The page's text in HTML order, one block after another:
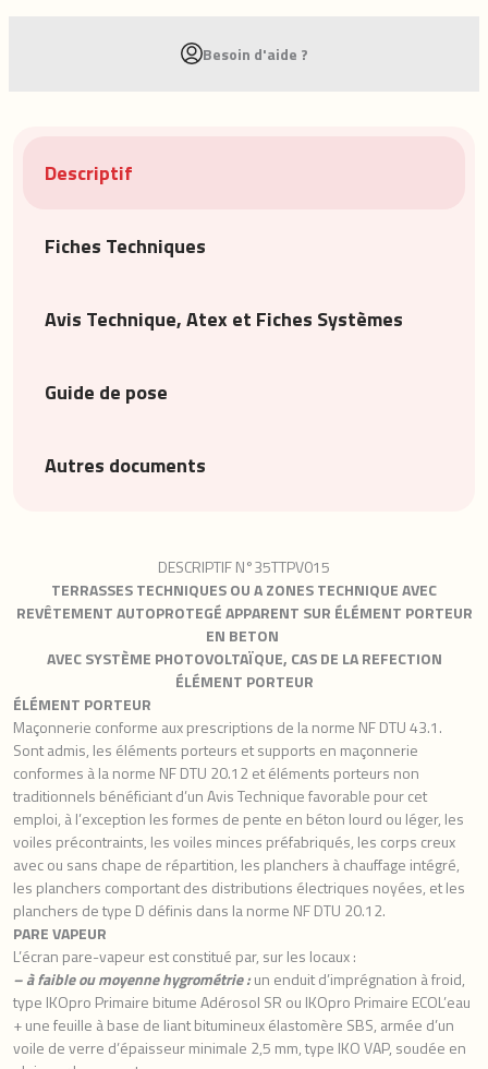
Besoin d'aide ?
Descriptif
Fiches Techniques
Avis Technique, Atex et Fiches Systèmes
Guide de pose
Autres documents
DESCRIPTIF N°35TTPV015
TERRASSES TECHNIQUES OU A ZONES TECHNIQUE AVEC
REVÊTEMENTAUTOPROTEGÉ APPARENT SUR ÉLÉMENT PORTEUR
EN BETON
AVEC SYSTÈME PHOTOVOLTAÏQUE, CAS DE LA REFECTION
ÉLÉMENT PORTEUR
ÉLÉMENT PORTEUR
Maçonnerie conforme aux prescriptions de la norme NF DTU 43.1.
Sont admis, les éléments porteurs et supports en maçonnerie
conformes à la norme NF DTU 20.12 et éléments porteurs non
traditionnels bénéficiant d’un Avis Technique favorable pour cet
emploi, à l’exception les formes de pente en béton lourd ou léger, les
voiles précontraints, les voiles minces préfabriqués, les corps creux
avec ou sans chape de répartition, les planchers à chauffage intégré,
les planchers comportant des distributions électriques noyées, et les
planchers de type D définis dans la norme NF DTU 20.12.
PARE VAPEUR
L’écran pare-vapeur est constitué par, sur les locaux :
– à faible ou moyenne hygrométrie :un enduit d’imprégnation à froid,
type IKOpro Primaire bitume Adérosol SR ou IKOpro Primaire ECOL’eau
+ une feuille à base de liant bitumineux élastomère SBS, armée d’un
voile de verre d’épaisseur minimale 2,5 mm, type IKO VAP, soudée en